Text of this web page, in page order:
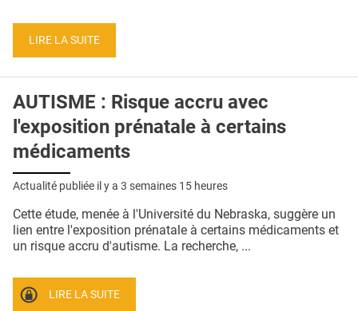
LIRE LA SUITE
AUTISME : Risque accru avec
l'exposition prénatale à certains
médicaments
Actualité publiée il y a 3 semaines 15 heures
Cette étude, menée à l'Université du Nebraska, suggère un
lien entre l'exposition prénatale à certains médicaments et
un risque accru d'autisme. La recherche, ...
LIRE LA SUITE